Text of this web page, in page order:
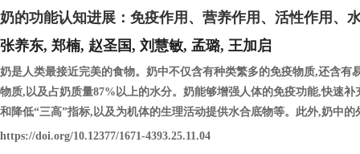
奶的功能认知进展：免疫作用、营养作用、活性作用、
张养东, 郑楠, 赵圣国, 刘慧敏, 孟璐, 王加启
奶是人类最接近完美的食物。奶中不仅含有种类繁多的免疫物质,还含
物质,以及占奶质量87%以上的水分。奶能够增强人体的免疫功能,快速
和降低“三高”指标,以及为机体的生理活动提供水合底物等。此外,奶中
https://doi.org/10.12377/1671-4393.25.11.04